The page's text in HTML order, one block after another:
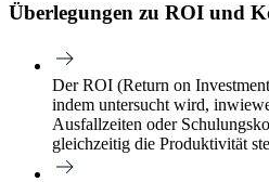
Überlegungen zu ROI und
Der ROI (Return on
indem untersucht wird,
Ausfallzeiten oder
gleichzeitig die Produktivität